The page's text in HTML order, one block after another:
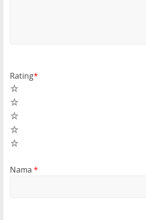
Rating*
Nama *